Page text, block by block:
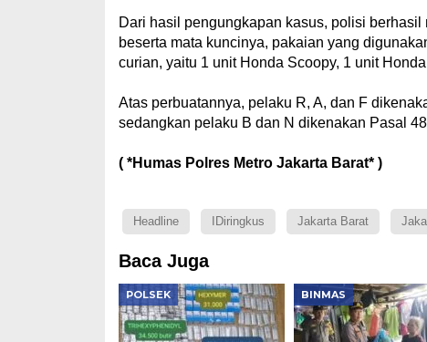
Dari hasil pengungkapan kasus, polisi
beserta mata kuncinya, pakaian yang
curian, yaitu 1 unit Honda Scoopy, 1 unit
Atas perbuatannya, pelaku R, A, dan F
sedangkan pelaku B dan N dikenakan Pasal
( *Humas Polres Metro Jakarta Barat* )
Headline IDiringkus Jakarta Barat
Baca Juga
POLSEK BINMAS